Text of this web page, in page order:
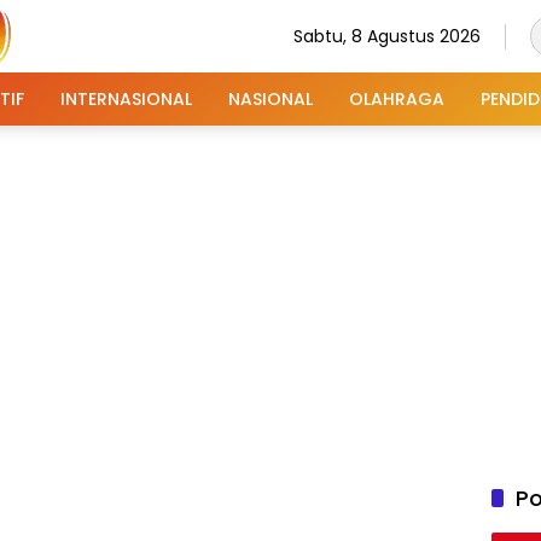
Sabtu, 8 Agustus 2026
INTERNASIONAL NASIONAL OLAHRAGA